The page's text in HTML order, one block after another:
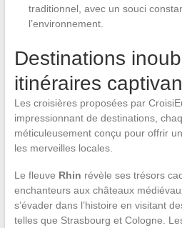
traditionnel, avec un souci
l’environnement.
Destinations
itinéraires
Les croisières proposées par
impressionnant de destinations,
méticuleusement conçu pour offrir
les merveilles locales.
Le fleuve Rhin révèle ses trésors
enchanteurs aux châteaux
s’évader dans l’histoire en visitant
telles que Strasbourg et Cologne.